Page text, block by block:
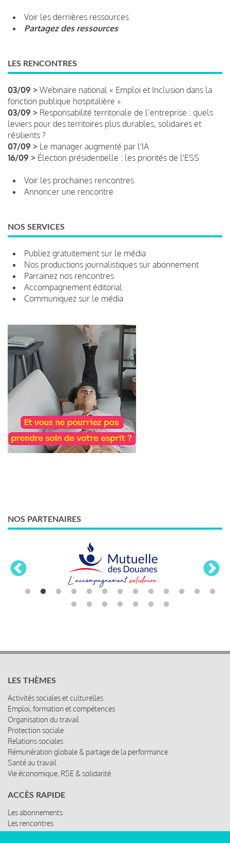
Voir les dernières ressources
Partagez des ressources
LES RENCONTRES
03/09 > Webinaire national « Emploi et Inclusion dans la
fonction publique hospitalière »
03/09 > Responsabilité territoriale de l’entreprise : quels
leviers pour des territoires plus durables, solidaires et
résilients ?
07/09 > Le manager augmenté par l'IA
16/09 > Élection présidentielle : les priorités de l'ESS
Voir les prochaines rencontres
Annoncer une rencontre
NOS SERVICES
Publiez gratuitement sur le média
Nos productions journalistiques sur abonnement
Parrainez nos rencontres
Accompagnement éditorial
Communiquez sur le média
NOS PARTENAIRES
LES THÈMES
Activités sociales et culturelles
Emploi, formation et compétences
Organisation du travail
Protection sociale
Relations sociales
Rémunération globale & partage de la performance
Santé au travail
Vie économique, RSE & solidarité
ACCÈS RAPIDE
Les abonnements
Les rencontres
Les ressources